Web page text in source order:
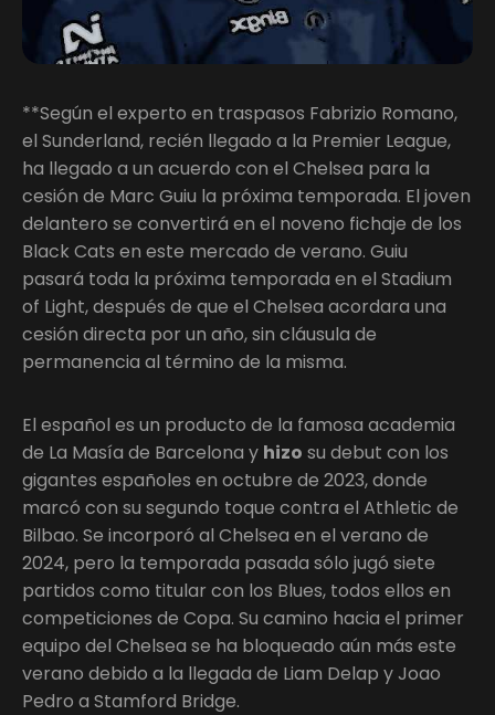
**Según el experto en traspasos Fabrizio Romano,
el Sunderland, recién llegado a la Premier League,
ha llegado a un acuerdo con el Chelsea para la
cesión de Marc Guiu la próxima temporada. El joven
delantero se convertirá en el noveno fichaje de los
Black Cats en este mercado de verano. Guiu
pasará toda la próxima temporada en el Stadium
of Light, después de que el Chelsea acordara una
cesión directa por un año, sin cláusula de
permanencia al término de la misma.
El español es un producto de la famosa academia
de La Masía de Barcelona y hizo su debut con los
gigantes españoles en octubre de 2023, donde
marcó con su segundo toque contra el Athletic de
Bilbao. Se incorporó al Chelsea en el verano de
2024, pero la temporada pasada sólo jugó siete
partidos como titular con los Blues, todos ellos en
competiciones de Copa. Su camino hacia el primer
equipo del Chelsea se ha bloqueado aún más este
verano debido a la llegada de Liam Delap y Joao
Pedro a Stamford Bridge.